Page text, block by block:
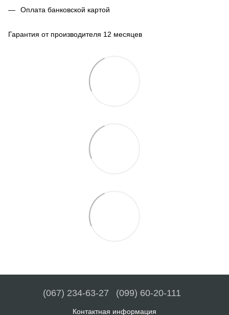
Оплата банковской картой
Гарантия от производителя 12 месяцев
(067) 234-63-27 (099) 60-20-111
Контактная информация